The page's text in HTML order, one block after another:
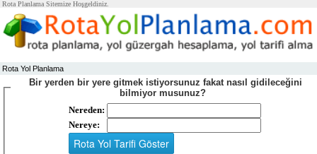
Rota Planlama Sitemize Hoşgeldiniz.
Rota Yol Planlama
Bir yerden bir yere gitmek istiyorsunuz fakat nasıl gidileceğini
bilmiyor musunuz?
Nereden:
Nereye: